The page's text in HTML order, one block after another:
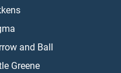
and Ball
Greene